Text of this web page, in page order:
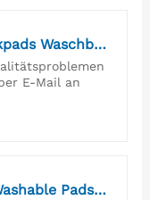
ASPACES Abschminkpads Waschbar, 20 Stück Wiederverwendbare Wattepads aus Bambus und Baumwolle mit Wäschesack, Nachhaltig Weich & Schonend Abschminktücher Perfekt für Gesichtsreinigung
E-Mail an
VIVOTE Microfibre Washable Pads 20 Stück Wiederverwendbare Abschminkpads